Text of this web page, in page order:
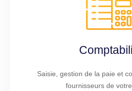
Saisie, gestion de la paie et
fournisseurs de